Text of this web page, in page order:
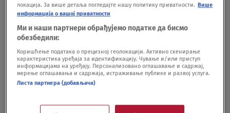
Oglas
odlazite s kešom: Kolekcionar Jovan
локација. За више детаља погледајте нашу политику приватности. Више
информација о вашој приватности
Ми и наши партнери обрађујемо податке да бисмо
обезбедили:
Коришћење података о прецизној геолокацији. Активно скенирање
карактеристика уређаја за идентификацију. Чување и/или приступ
информацијама на уређају. Персонализовано оглашавање и садржај,
мерење оглашавања и садржаја, истраживање публике и развој услуга.
Листа партнера (добављача)